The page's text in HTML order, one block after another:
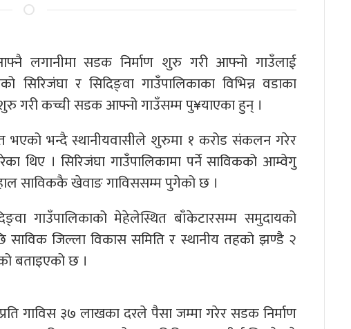
आफ्नै लगानीमा सडक निर्माण शुरु गरी आफ्नो गाउँलाई
र सिदिङ्वा गाउँपालिकाका विभिन्न वडाका
गरी कच्ची सडक आफ्नो गाउँसम्म पु¥याएका हुन् ।
भएको भन्दै स्थानीयवासीले शुरुमा १ करोड संकलन गरेर
। सिरिजंघा गाउँपालिकामा पर्ने साविकको आम्वेगु
साविककै खेवाङ गाविससम्म पुगेको छ ।
गाउँपालिकाको मेहेलेस्थित बाँकेटारसम्म समुदायको
साविक जिल्ला विकास समिति र स्थानीय तहको झण्डै २
बताइएको छ ।
गाविस ३७ लाखका दरले पैसा जम्मा गरेर सडक निर्माण